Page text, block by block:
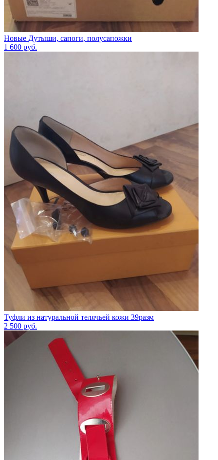
Новые Дутыши, сапоги, полусапожки
1 600 руб.
Туфли из натуральной телячьей кожи 39разм
2 500 руб.